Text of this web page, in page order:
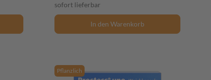
sofort lieferbar
In den Warenkorb
Pflanzlich